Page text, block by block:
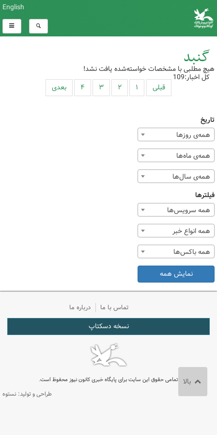
English
گنبد
کل اخبار:109
هیچ مطلبی با مشخصات خواسته‌شده یافت نشد!
قبلی
۱ ۲ ۳ ۴ بعدی
تاریخ
همه‌ی روزها
همه‌ی ماه‌ها
همه‌ی سال‌ها
فیلترها
همه سرویس‌ها
همه انواع خبر
همه باکس‌ها
نمایش همه
تماس با ما درباره ما
نسخه دسکتاپ
تمامی حقوق این سایت برای پایگاه خبری کانون نیوز محفوظ است.
طراحی و تولید: نستوه
بالا